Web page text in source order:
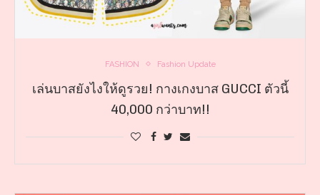
FASHION Fashion Update
เล่นบาสยังไงให้ดูรวย! กางเกงบาส GUCCI ตัวนี้
40,000 กว่าบาท!!